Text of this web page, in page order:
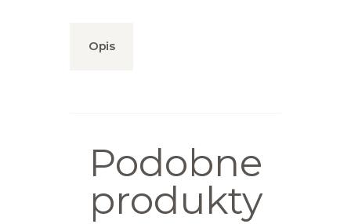
Opis
Podobne
produkty